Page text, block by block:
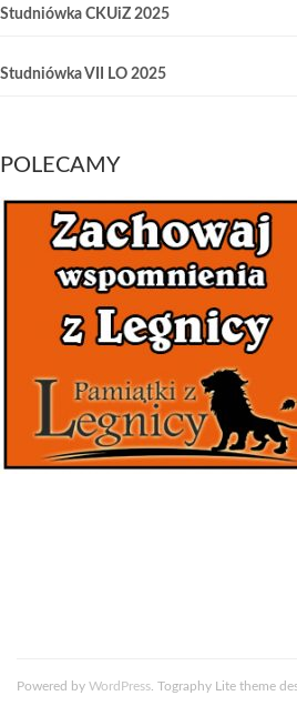
Studniówka CKUiZ 2025
Studniówka VII LO 2025
POLECAMY
Powered by WordPress. Tography Lite theme